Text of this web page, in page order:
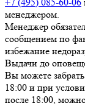
менеджером.
Менеджер
сообщением по
избежание
Выдачи до
Вы можете
18:00 и при
после 18:00,